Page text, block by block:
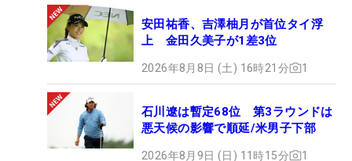
安田祐香、吉澤柚月が首位タイ浮
上 金田久美子が1差3位
2026年8月8日 (土) 16時21分 1
石川遼は暫定68位 第3ラウンドは
悪天候の影響で順延/米男子下部
2026年8月9日 (日) 11時15分 1